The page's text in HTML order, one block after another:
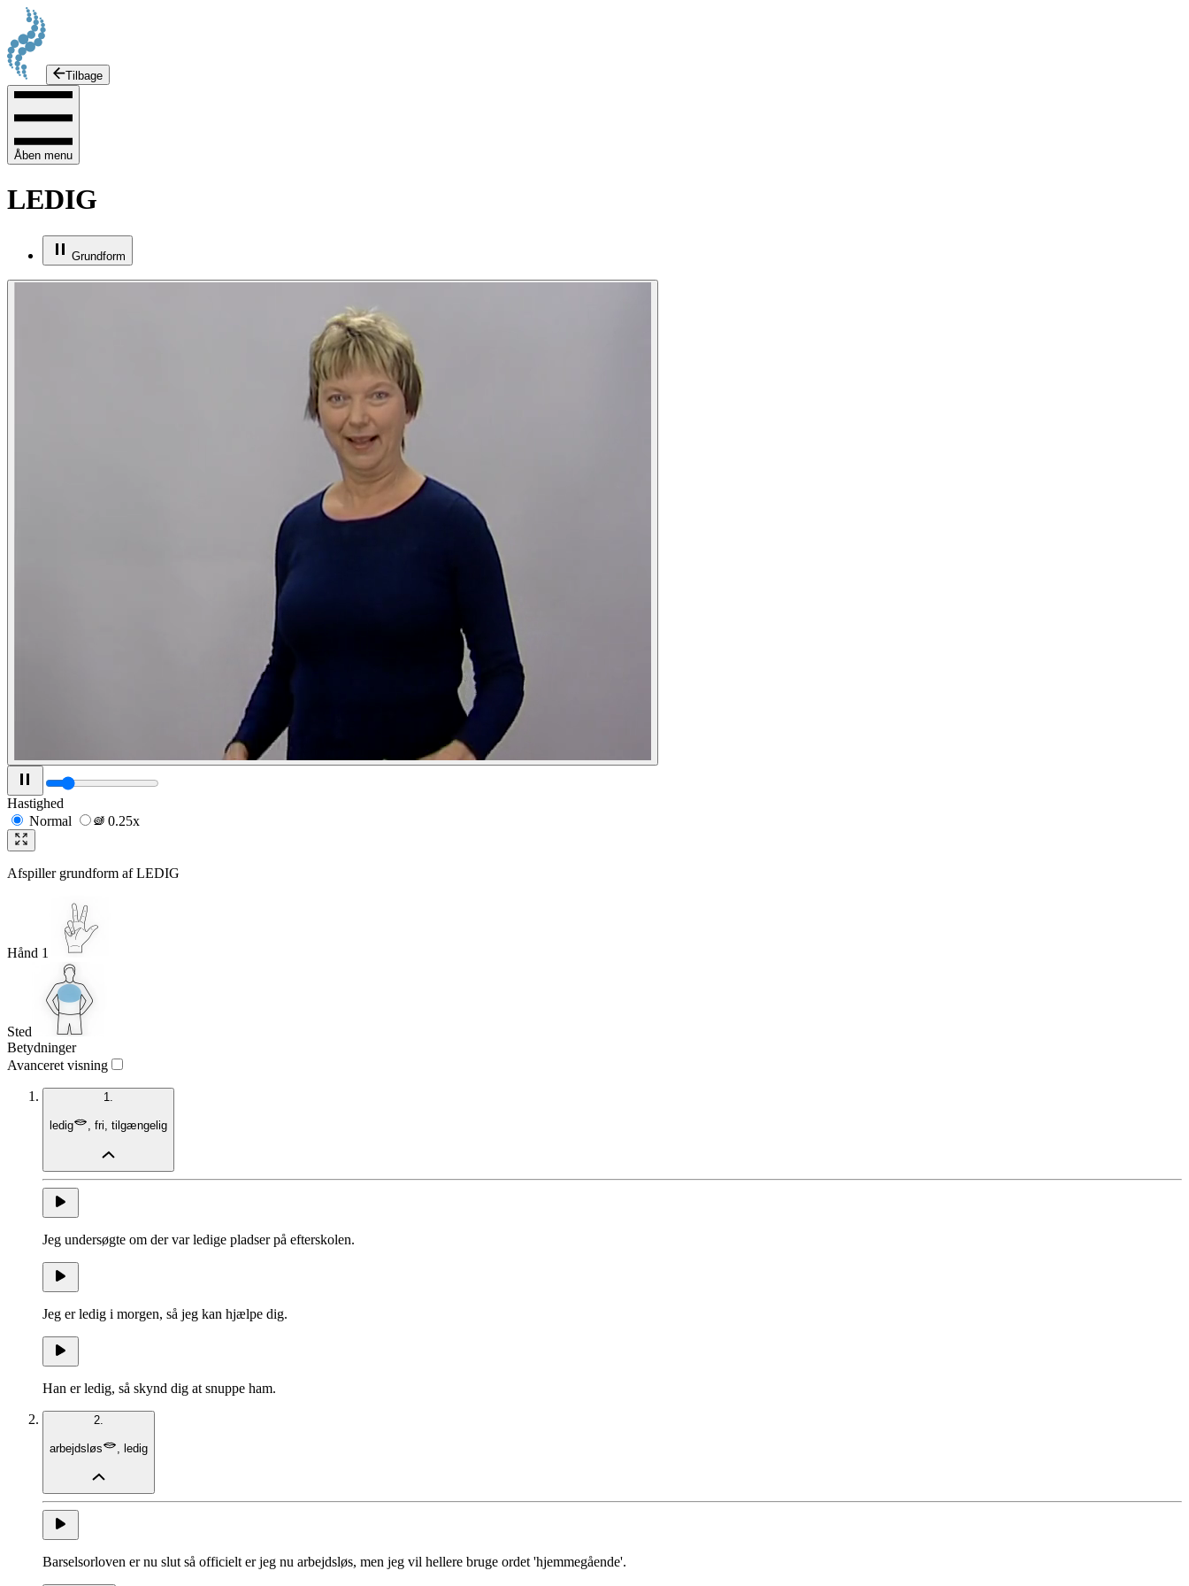
Tilbage
Åben menu
LEDIG
Grundform
Hastighed
Normal
0.25x
Afspiller grundform afLEDIG
Hånd 1
Sted
Betydninger
Avanceret visning
1.
ledig , fri, tilgængelig
Jeg undersøgte om der var ledige pladser på efterskolen.
Jeg er ledig i morgen, så jeg kan hjælpe dig.
Han er ledig, så skynd dig at snuppe ham.
2.
arbejdsløs ledig
Barselsorloven er nu slut så officielt er jeg nu arbejdsløs, men jeg vil hellere bruge ordet 'hjemmegående'.